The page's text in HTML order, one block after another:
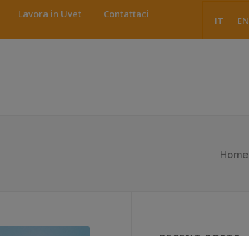
IT EN
Lavora in Uvet Contattaci
Home